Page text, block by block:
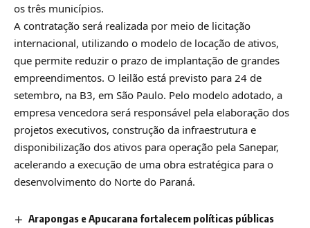
os três municípios.
A contratação será realizada por meio de licitação
internacional, utilizando o modelo de locação de ativos,
que permite reduzir o prazo de implantação de grandes
empreendimentos. O leilão está previsto para 24 de
setembro, na B3, em São Paulo. Pelo modelo adotado, a
empresa vencedora será responsável pela elaboração dos
projetos executivos, construção da infraestrutura e
disponibilização dos ativos para operação pela Sanepar,
acelerando a execução de uma obra estratégica para o
desenvolvimento do Norte do Paraná.
Arapongas e Apucarana fortalecem políticas públicas